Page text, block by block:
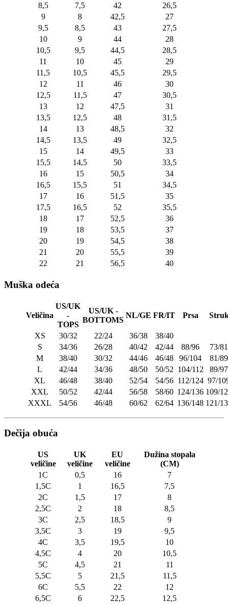
8,5 7,5 42
26,5
9
8 42,5
27
9,5
8,5 43
27,5
10
9 44
28
10,5
9,5 44,5
28,5
11
10 45
29
11,5
10,5 45,5
29,5
12
11 46
30
12,5
11,5 47
30,5
13
12 47,5
31
13,5
12,5 48
31,5
14
13 48,5
32
14,5
13,5 49
32,5
15
14 49,5
33
15,5
14,5 50
33,5
16
15 50,5
34
16,5
15,5 51
34,5
17
16 51,5
35
17,5
16,5 52
35,5
18
17 52,5
36
19
18 53,5
37
20
19 54,5
38
21
20 55,5
39
22
21 56,5 40
Muška odeća
Veličina
US/UK
-
TOPS
US/UK -
BOTTOMS
NL/GE FR/IT Prsa
XS 30/32 22/24 36/38
38/40
S
34/36 26/28 40/42 42/44 88/96
73/81
M
38/40 30/32 44/46 46/48 96/104
81/89
L
42/44 34/36 48/50 50/52 104/112
89/97
XL
46/48 38/40 52/54 54/56 112/124 97/
XXL
50/52 42/44 56/58 58/60 124/136 109/
XXXL
54/56 46/48 60/62 62/64 136/148 121/
Dečija obuća
US
veličine
UK
veličine
EU
veličine
Dužina stopala
(CM)
1C
0,5 16
7
1,5C
1 16,5
7,5
2C
1,5 17
8
2,5C
2 18
8,5
3C
2,5 18,5
9
3,5C
3 19
9,5
4C
3,5 19,5
10
4,5C
4 20
10,5
5C
4,5 21
11
5,5C
5 21,5
11,5
6C
5,5 22
12
6,5C
6 22,5
12,5